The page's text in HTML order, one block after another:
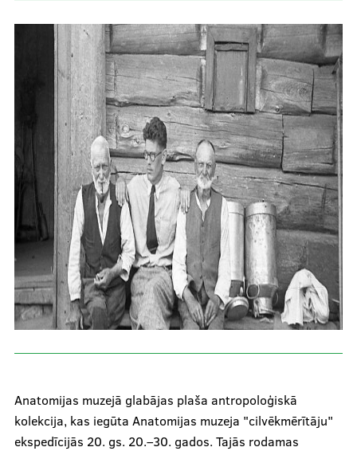
Skolām
Par muzeju
Galerijas
Kontakti
Anatomijas muzejā glabājas plaša antropoloģiskā
kolekcija, kas iegūta Anatomijas muzeja "cilvēkmērītāju"
ekspedīcijās 20. gs. 20.–30. gados. Tajās rodamas